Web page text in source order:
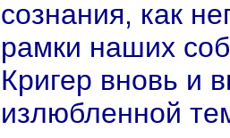
сознания, как
рамки наших
Кригер вновь и
излюбленной